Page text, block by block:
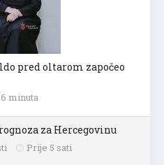
pred oltarom započeo
minuta
za Hercegovinu
Prije 5 sati